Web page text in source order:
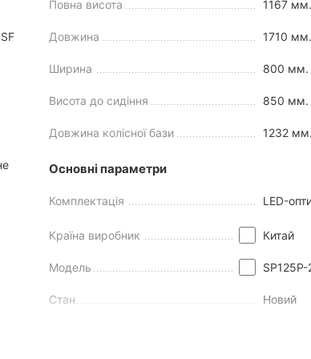
мотоцикл Spark SP125P-2?
мініатюрний двоколісник. А відповідь насправді
рами та потужністю двигуна.
Повна висота 1167 мм.
Довжина 1710 мм.
Ширина 800 мм.
Висота до сидіння 850 мм.
Довжина колісної бази 1232 мм.
Основні параметри
Комплектація LED-
Країна виробник Китай
Модель SP125P-
Стан Новий